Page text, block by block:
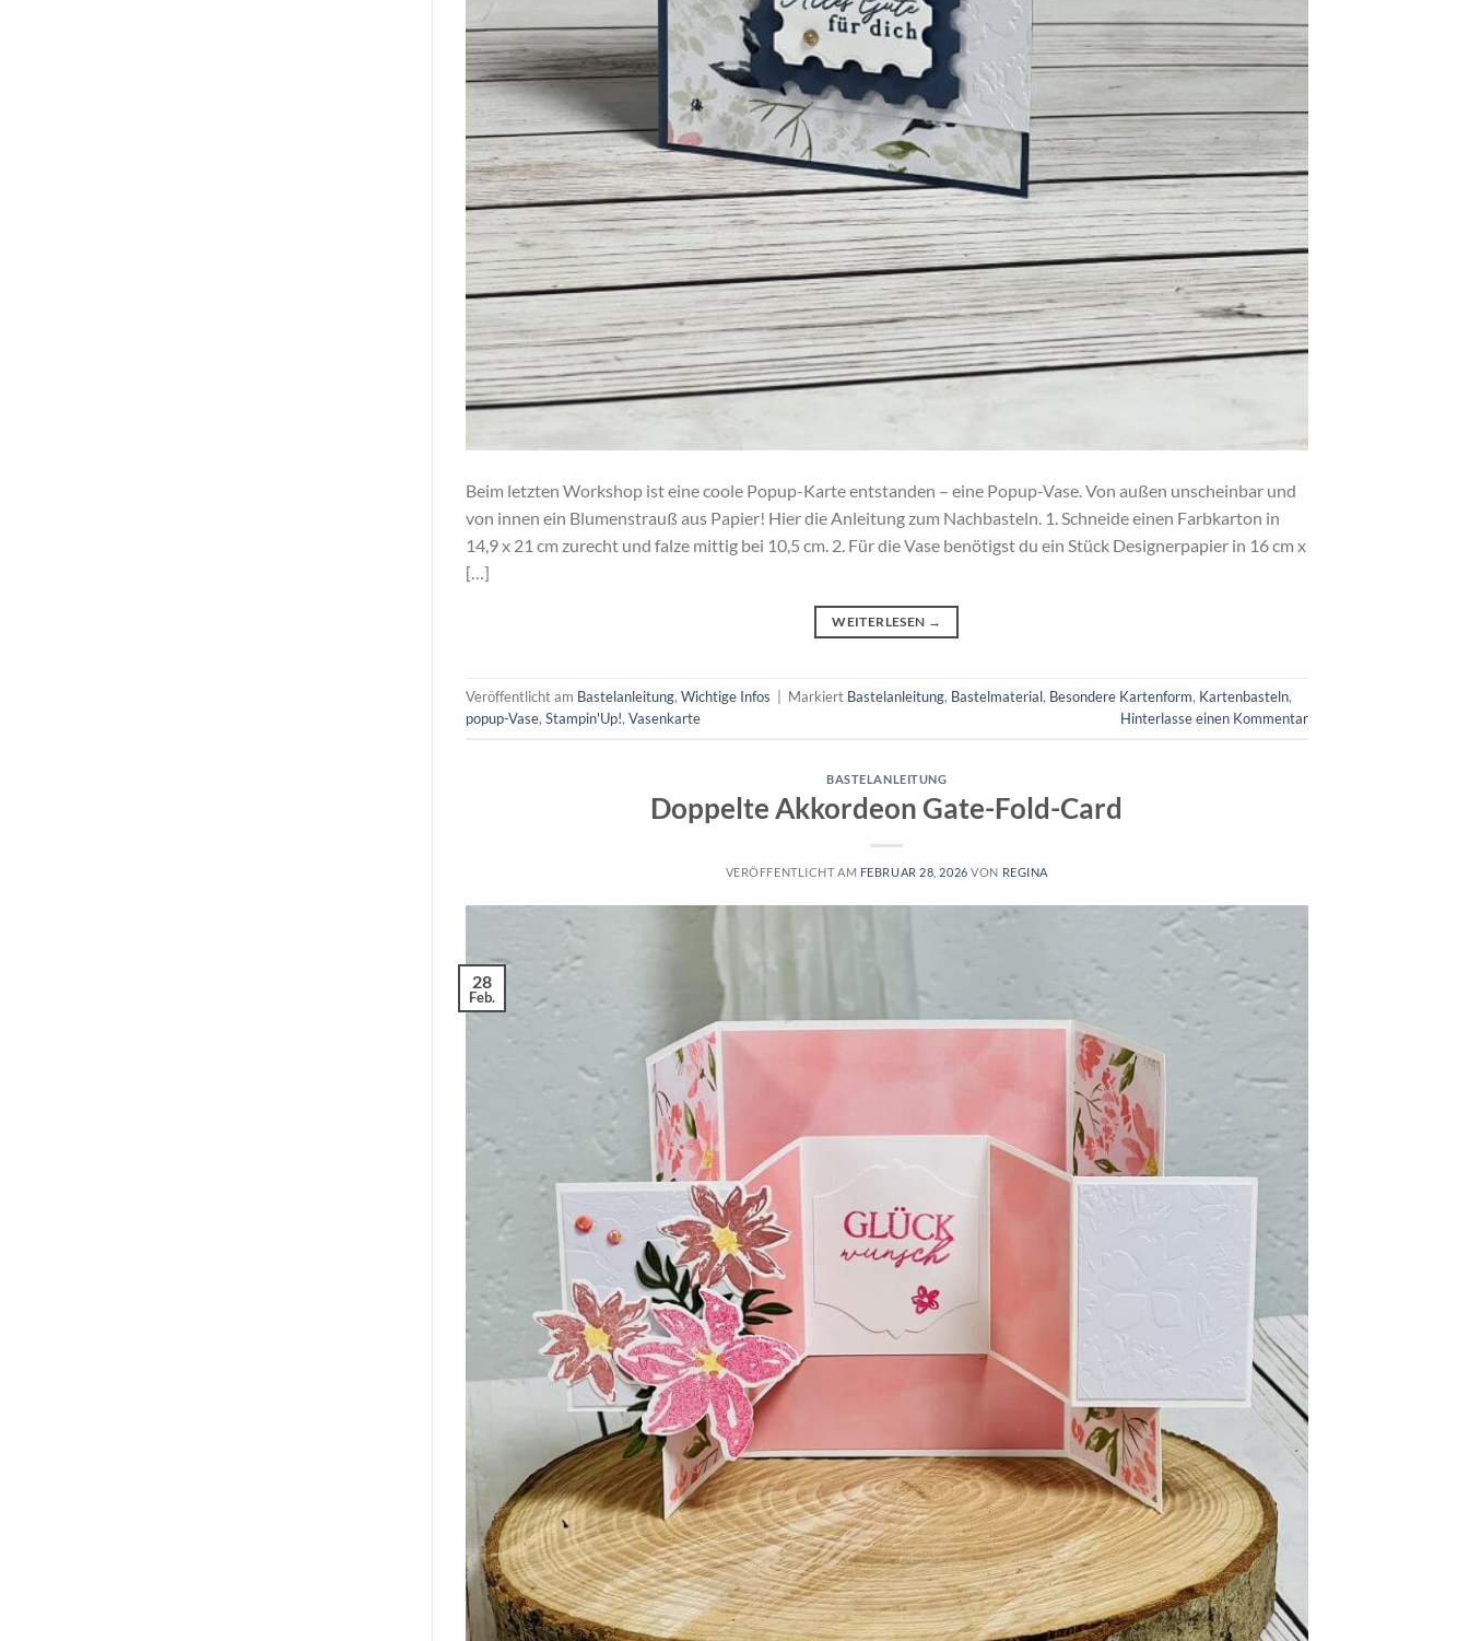
Beim letzten Workshop ist eine coole Popup-Karte entstanden – eine Popup-Vase. Von außen unscheinbar und
von innen ein Blumenstrauß aus Papier! Hier die Anleitung zum Nachbasteln. 1. Schneide einen Farbkarton in
14,9 x 21 cm zurecht und falze mittig bei 10,5 cm. 2. Für die Vase benötigst du ein Stück Designerpapier in 16 cm x
[…]
WEITERLESEN →
Veröffentlicht am Bastelanleitung, Wichtige Infos Markiert Bastelanleitung, Bastelmaterial, Besondere Kartenform, Kartenbasteln,
popup-Vase, Stampin'Up!, Vasenkarte Hinterlasse einen Kommentar
BASTELANLEITUNG
Doppelte Akkordeon Gate-Fold-Card
VERÖFFENTLICHT AM FEBRUAR 28, 2026 VON REGINA
28
Feb.